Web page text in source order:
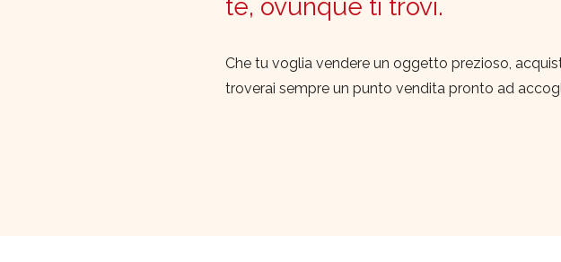
te, ovunque ti trovi.
Che tu voglia vendere un oggetto prezioso,
troverai sempre un punto vendita pronto ad